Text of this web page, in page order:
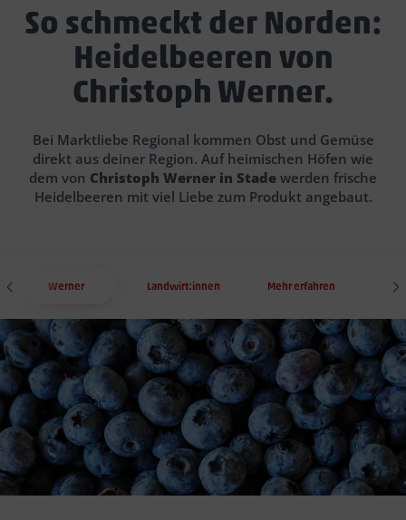
So schmeckt der Norden:
Heidelbeeren von
Christoph Werner.
Bei Marktliebe Regional kommen Obst und Gemüse
direkt aus deiner Region. Auf heimischen Höfen wie
dem von Christoph Werner in Stade werden frische
Heidelbeeren mit viel Liebe zum Produkt angebaut.
Werner Landwirt:innen Mehr erfahren